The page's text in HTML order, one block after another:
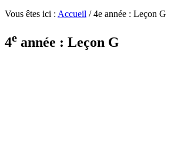
Vous êtes ici : Accueil /4e année : Leçon G
4e année : Leçon G